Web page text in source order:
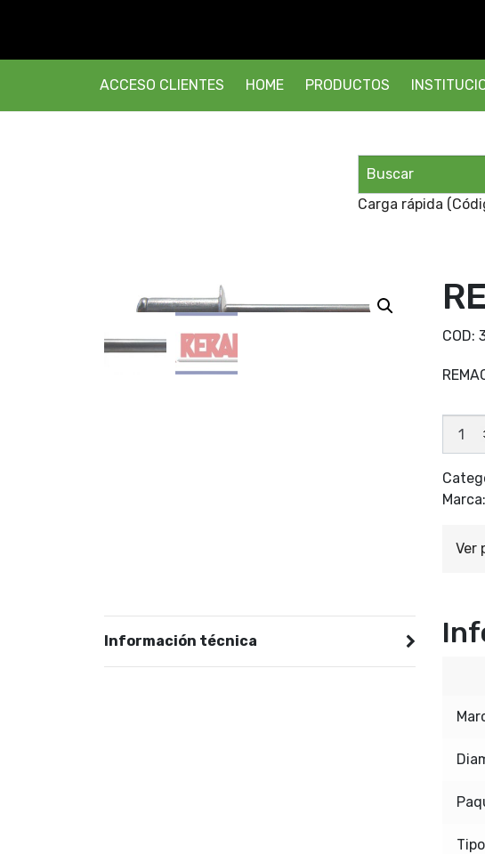
ACCESO CLIENTES HOME PRODUCTOS
Carga rápida
COD:
RERAR
SOBR
4
X16
Marca:
Ver
Información técnica